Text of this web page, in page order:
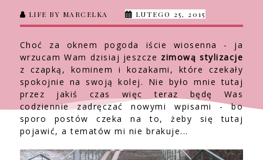
LIFE BY MARCELKA LUTEGO 25, 2015
Choć za oknem pogoda iście wiosenna - ja
wrzucam Wam dzisiaj jeszcze zimową stylizacje
z czapką, kominem i kozakami, które czekały
spokojnie na swoją kolej. Nie było mnie tutaj
przez jakiś czas więc teraz będę Was
codziennie zadręczać nowymi wpisami - bo
sporo postów czeka na to, żeby się tutaj
pojawić, a tematów mi nie brakuje...